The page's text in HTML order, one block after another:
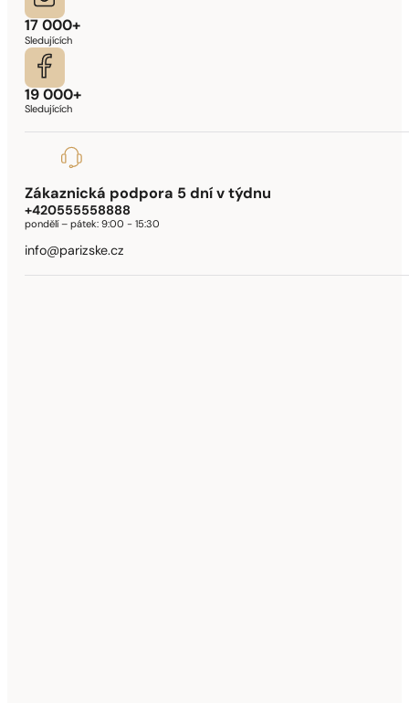
17 000+
Sledujících
19 000+
Sledujících
Zákaznická podpora 5 dní v týdnu
+420555558888
pondělí – pátek:9:00 - 15:30
info@parizske.cz